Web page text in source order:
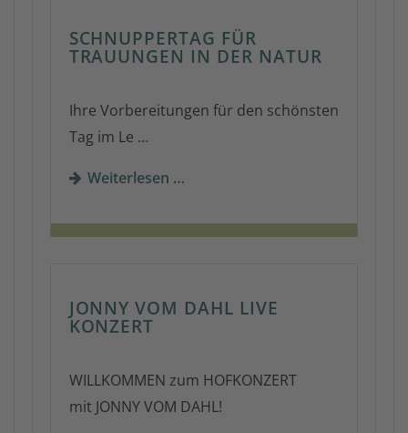
SCHNUPPERTAG FÜR
TRAUUNGEN IN DER NATUR
Ihre Vorbereitungen für den schönsten
Tag im Le …
Weiterlesen …
JONNY VOM DAHL LIVE
KONZERT
WILLKOMMEN zum HOFKONZERT
mit JONNY VOM DAHL!